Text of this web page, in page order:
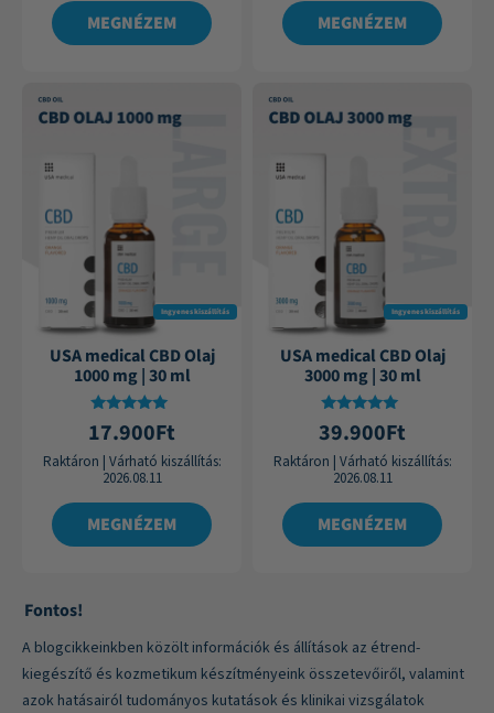
MEGNÉZEM MEGNÉZEM
Ingyenes kiszállítás
USA medical CBD Olaj
1000 mg | 30 ml
Értékelés:
4.87
/ 5
17.900Ft
Raktáron | Várható kiszállítás:
2026.08.11
MEGNÉZEM
Ingyenes kiszállítás
USA medical CBD Olaj
3000 mg | 30 ml
Értékelés:
4.88
/ 5
39.900Ft
Raktáron | Várható kiszállítás:
2026.08.11
MEGNÉZEM
Fontos!
A blogcikkeinkben közölt információk és állítások az étrend-
kiegészítő és kozmetikum készítményeink összetevőiről, valamint
azok hatásairól tudományos kutatások és klinikai vizsgálatok